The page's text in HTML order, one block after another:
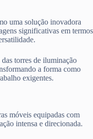
uma solução inovadora
significativas em termos
torres de iluminação
a forma como
exigentes.
móveis equipadas com
intensa e direcionada.